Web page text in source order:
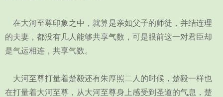
在大河至尊印象之中，就算是亲如父子的师徒，并结连理
的夫妻，都没有几人能够共享气数，可是眼前这一对君臣却
是气运相连，共享气数。
大河至尊打量着楚毅还有朱厚照二人的时候，楚毅一样也
在打量着大河至尊，从大河至尊身上感受到圣道的气息，楚